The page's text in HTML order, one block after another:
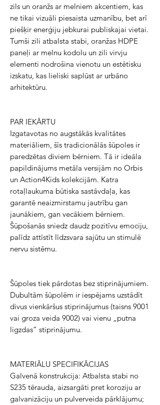
zils un oranžs ar melniem akcentiem, kas
ne tikai vizuāli piesaista uzmanību, bet arī
piešķir enerģiju jebkurai publiskajai vietai.
Tumši zili atbalsta stabi, oranžas HDPE
paneļi ar melnu kodolu un zili virvju
elementi nodrošina vienotu un estētisku
izskatu, kas lieliski saplūst ar urbāno
arhitektūru.
PAR IEKĀRTU
Izgatavotas no augstākās kvalitātes
materiāliem, šīs tradicionālās šūpoles ir
paredzētas diviem bērniem. Tā ir ideāla
papildinājums metāla versijām no Orbis
un Action4Kids kolekcijām. Katra
rotaļlaukuma būtiska sastāvdaļa, kas
garantē neaizmirstamu jautrību gan
jaunākiem, gan vecākiem bērniem.
Šūpošanās sniedz daudz pozitīvu emociju,
palīdz attīstīt līdzsvara sajūtu un stimulē
nervu sistēmu.
Šūpoles tiek pārdotas bez stiprinājumiem.
Dubultām šūpolēm ir iespējams uzstādīt
divus vienkāršus stiprinājumus (taisns 9001
vai groza veida 9002) vai vienu „putna
ligzdas” stiprinājumu.
MATERIĀLU SPECIFIKĀCIJAS
Galvenā konstrukcija: Atbalsta stabi no
S235 tērauda, aizsargāti pret koroziju ar
galvanizāciju un pulverveida pārklājumu;